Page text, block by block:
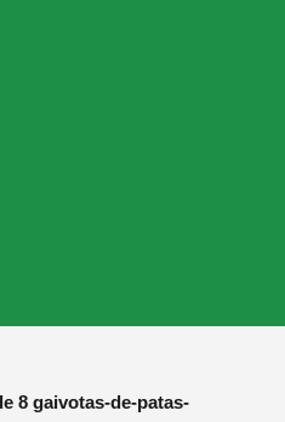
8 gaivotas-de-patas-